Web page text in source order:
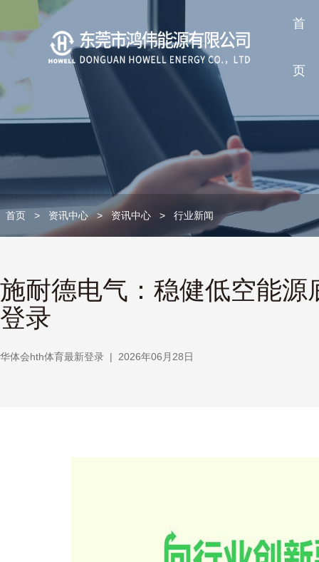
首
页
首页 > 资讯中心 > 资讯中心 > 行业新闻
施耐德电气：稳健低空能源
登录
华体会hth体育最新登录 | 2026年06月28日